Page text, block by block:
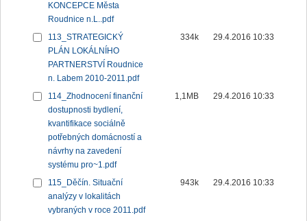
KONCEPCE Města
Roudnice n.L..pdf
113_STRATEGICKÝ
PLÁN LOKÁLNÍHO
PARTNERSTVÍ Roudnice
n. Labem 2010-2011.pdf
334k 29.4.2016 10:33
114_Zhodnocení finanční
dostupnosti bydlení,
kvantifikace sociálně
potřebných domácností a
návrhy na zavedení
systému pro~1.pdf
1,1MB 29.4.2016 10:33
115_Děčín. Situační
analýzy v lokalitách
vybraných v roce 2011.pdf
943k 29.4.2016 10:33